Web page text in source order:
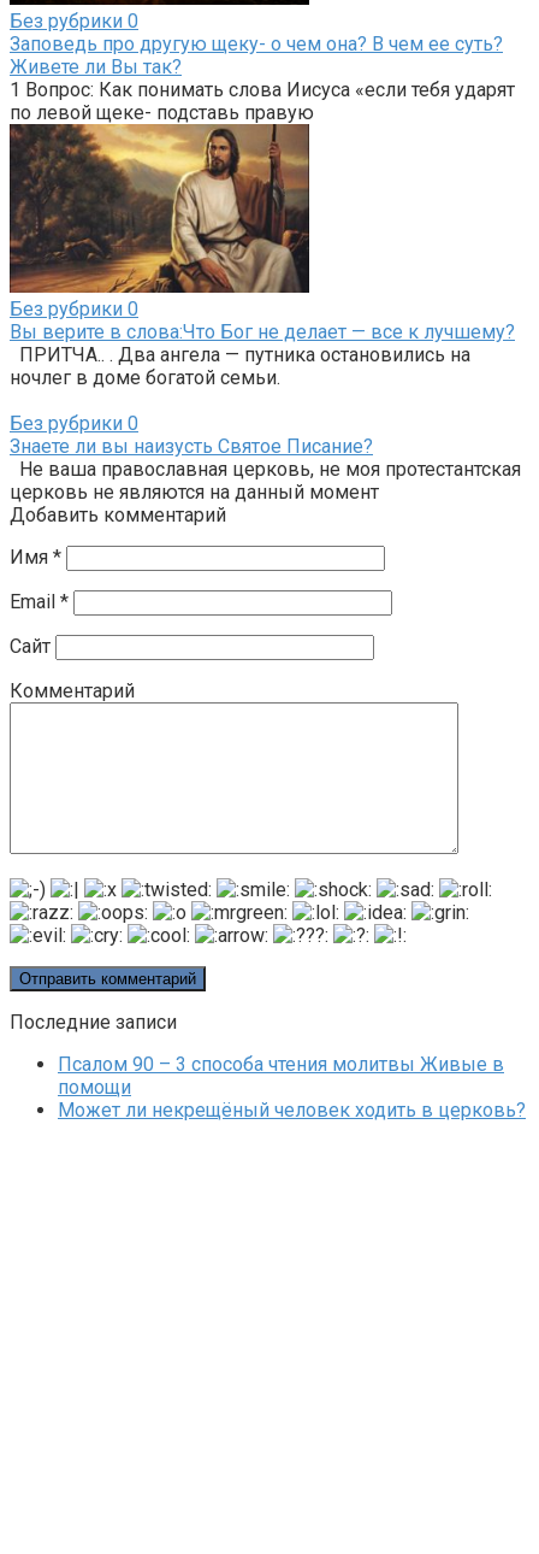
Без рубрики 0
Заповедь про другую щеку- о чем она? В чем ее суть?
Живете ли Вы так?
1 Вопрос: Как понимать слова Иисуса «если тебя ударят
по левой щеке- подставь правую
Без рубрики 0
Вы верите в слова:Что Бог не делает — все к лучшему?
ПРИТЧА.. . Два ангела — путника остановились на
ночлег в доме богатой семьи.
Без рубрики 0
Знаете ли вы наизусть Святое Писание?
Не ваша православная церковь, не моя протестантская
церковь не являются на данный момент
Добавить комментарий
Имя *
Email *
Сайт
Комментарий
Последние записи
Псалом 90 – 3 способа чтения молитвы Живые в
помощи
Может ли некрещёный человек ходить в церковь?